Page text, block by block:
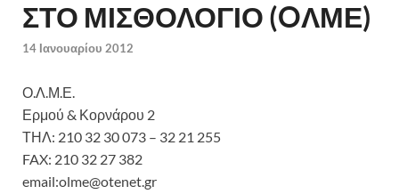
ΣΤΟ ΜΙΣΘΟΛΟΓΙΟ (OΛΜΕ)
14 Ιανουαρίου 2012
Ο.Λ.Μ.Ε.
Ερμού & Κορνάρου 2
ΤΗΛ: 210 32 30 073 – 32 21 255
FAX: 210 32 27 382
email:olme@otenet.gr